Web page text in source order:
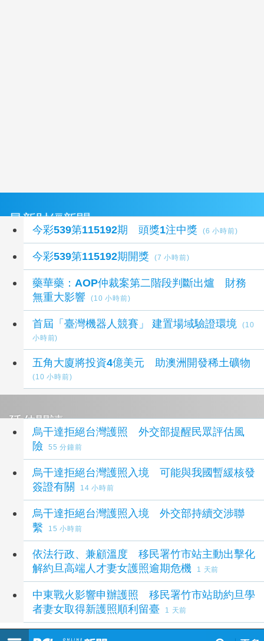
最新財經新聞
今彩539第115192期 頭獎1注中獎 (6 小時前)
今彩539第115192期開獎 (7 小時前)
藥華藥：AOP仲裁案第二階段判斷出爐 財務
無重大影響
(10 小時前)
首屆「臺灣機器人競賽」 建置場域驗證環境
(10
小時前)
五角大廈將投資4億美元 助澳洲開發稀土礦物
(10 小時前)
延伸閱讀
烏干達拒絕台灣護照 外交部提醒民眾評估風
險
55 分鐘前
烏干達拒絕台灣護照入境 可能與我國暫緩核發
簽證有關
14 小時前
烏干達拒絕台灣護照入境 外交部持續交涉聯
繫
15 小時前
依法行政、兼顧溫度 移民署竹市站主動出擊化
解約旦高端人才妻女護照逾期危機
1 天前
中東戰火影響申辦護照 移民署竹市站助約旦學
者妻女取得新護照順利留臺
1 天前